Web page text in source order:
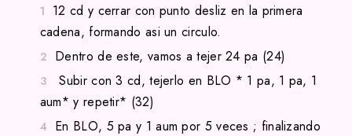
12 cd y cerrar con punto desliz en la primera
cadena, formando asi un circulo.
Dentro de este, vamos a tejer 24 pa (24)
Subir con 3 cd, tejerlo en BLO * 1 pa, 1 pa, 1
aum* y repetir* (32)
En BLO, 5 pa y 1 aum por 5 veces ; finalizando